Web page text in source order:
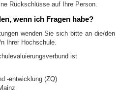
Rückschlüsse auf Ihre Person.
wenn ich Fragen habe?
wenden Sie sich bitte an die/den
Ihrer Hochschule.
ist
-entwicklung (ZQ)